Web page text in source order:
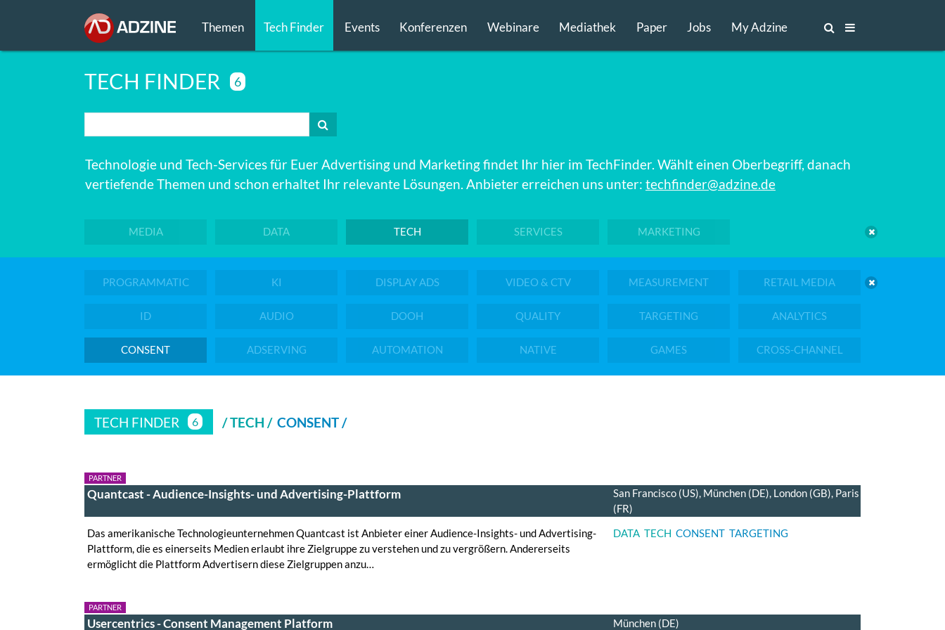
Themen Tech Finder Events Konferenzen Webinare Mediathek Paper Jobs My Adzine
TECH FINDER 6
Technologie und Tech-Services für Euer Advertising und Marketing findet Ihr hier im TechFinder. Wählt einen Oberbegriff, danach
vertiefende Themen und schon erhaltet Ihr relevante Lösungen. Anbieter erreichen uns unter: techfinder@adzine.de
MEDIA DATA TECH SERVICES MARKETING
PROGRAMMATIC KI DISPLAY ADS VIDEO & CTV MEASUREMENT RETAIL MEDIA
ID AUDIO DOOH QUALITY TARGETING ANALYTICS
CONSENT ADSERVING AUTOMATION NATIVE GAMES CROSS-CHANNEL
TECH FINDER 6 / TECH / CONSENT /
PARTNER
Quantcast - Audience-Insights- und Advertising-Plattform
San Francisco (US), München (DE), London (GB), Paris
(FR)
Das amerikanische Technologieunternehmen Quantcast ist Anbieter einer Audience-Insights- und Advertising-
Plattform, die es einerseits Medien erlaubt ihre Zielgruppe zu verstehen und zu vergrößern. Andererseits
ermöglicht die Plattform Advertisern diese Zielgruppen anzu…
DATA TECH CONSENT TARGETING
PARTNER
Usercentrics - Consent Management Platform München (DE)